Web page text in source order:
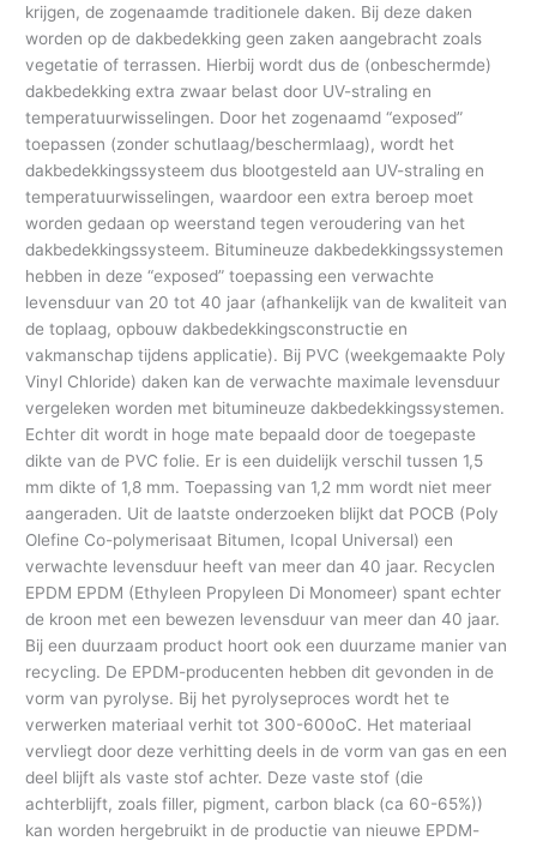
krijgen, de zogenaamde traditionele daken. Bij deze daken
worden op de dakbedekking geen zaken aangebracht zoals
vegetatie of terrassen. Hierbij wordt dus de (onbeschermde)
dakbedekking extra zwaar belast door UV-straling en
temperatuurwisselingen. Door het zogenaamd “exposed”
toepassen (zonder schutlaag/beschermlaag), wordt het
dakbedekkingssysteem dus blootgesteld aan UV-straling en
temperatuurwisselingen, waardoor een extra beroep moet
worden gedaan op weerstand tegen veroudering van het
dakbedekkingssysteem. Bitumineuze dakbedekkingssystemen
hebben in deze “exposed” toepassing een verwachte
levensduur van 20 tot 40 jaar (afhankelijk van de kwaliteit van
de toplaag, opbouw dakbedekkingsconstructie en
vakmanschap tijdens applicatie). Bij PVC (weekgemaakte Poly
Vinyl Chloride) daken kan de verwachte maximale levensduur
vergeleken worden met bitumineuze dakbedekkingssystemen.
Echter dit wordt in hoge mate bepaald door de toegepaste
dikte van de PVC folie. Er is een duidelijk verschil tussen 1,5
mm dikte of 1,8 mm. Toepassing van 1,2 mm wordt niet meer
aangeraden. Uit de laatste onderzoeken blijkt dat POCB (Poly
Olefine Co-polymerisaat Bitumen, Icopal Universal) een
verwachte levensduur heeft van meer dan 40 jaar. Recyclen
EPDM EPDM (Ethyleen Propyleen Di Monomeer) spant echter
de kroon met een bewezen levensduur van meer dan 40 jaar.
Bij een duurzaam product hoort ook een duurzame manier van
recycling. De EPDM-producenten hebben dit gevonden in de
vorm van pyrolyse. Bij het pyrolyseproces wordt het te
verwerken materiaal verhit tot 300-600oC. Het materiaal
vervliegt door deze verhitting deels in de vorm van gas en een
deel blijft als vaste stof achter. Deze vaste stof (die
achterblijft, zoals filler, pigment, carbon black (ca 60-65%))
kan worden hergebruikt in de productie van nieuwe EPDM-